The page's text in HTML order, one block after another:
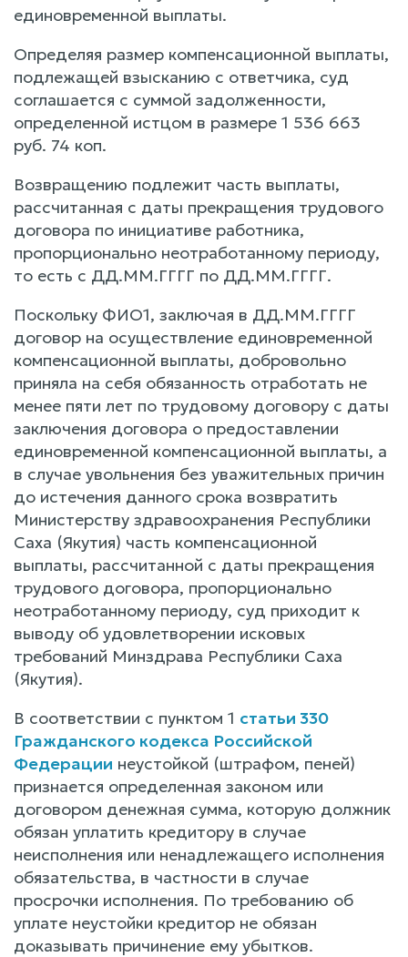
единовременной выплаты.
Определяя размер компенсационной выплаты,
подлежащей взысканию с ответчика, суд
соглашается с суммой задолженности,
определенной истцом в размере 1 536 663
руб. 74 коп.
Возвращению подлежит часть выплаты,
рассчитанная с даты прекращения трудового
договора по инициативе работника,
пропорционально неотработанному периоду,
то есть с ДД.ММ.ГГГГ по ДД.ММ.ГГГГ.
Поскольку ФИО1, заключая в ДД.ММ.ГГГГ
договор на осуществление единовременной
компенсационной выплаты, добровольно
приняла на себя обязанность отработать не
менее пяти лет по трудовому договору с даты
заключения договора о предоставлении
единовременной компенсационной выплаты, а
в случае увольнения без уважительных причин
до истечения данного срока возвратить
Министерству здравоохранения Республики
Саха (Якутия) часть компенсационной
выплаты, рассчитанной с даты прекращения
трудового договора, пропорционально
неотработанному периоду, суд приходит к
выводу об удовлетворении исковых
требований Минздрава Республики Саха
(Якутия).
В соответствии с пунктом 1 статьи 330
Гражданского кодекса Российской
Федерации неустойкой (штрафом, пеней)
признается определенная законом или
договором денежная сумма, которую должник
обязан уплатить кредитору в случае
неисполнения или ненадлежащего исполнения
обязательства, в частности в случае
просрочки исполнения. По требованию об
уплате неустойки кредитор не обязан
доказывать причинение ему убытков.